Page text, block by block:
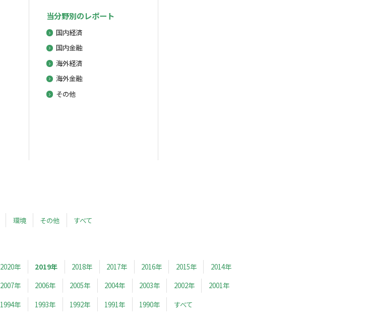
当分野別のレポート
国内経済
国内金融
海外経済
海外金融
その他
環境 その他 すべて
2020年 2019年 2018年 2017年 2016年 2015年
2014年
2007年 2006年 2005年 2004年 2003年 2002年
2001年
1994年 1993年 1992年 1991年 1990年 すべて